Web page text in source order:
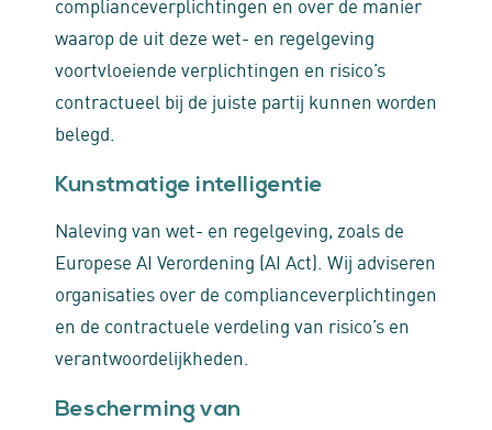
waarop de uit deze wet- en regelgeving
voortvloeiende verplichtingen en risico’s
contractueel bij de juiste partij kunnen worden
belegd.
Kunstmatige intelligentie
Naleving van wet- en regelgeving, zoals de
Europese AI Verordening (AI Act). Wij adviseren
organisaties over de complianceverplichtingen
en de contractuele verdeling van risico’s en
verantwoordelijkheden.
Bescherming van